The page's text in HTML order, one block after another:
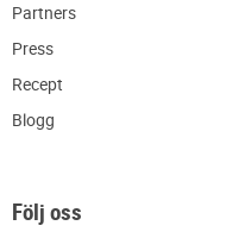
Partners
Press
Recept
Blogg
Följ oss